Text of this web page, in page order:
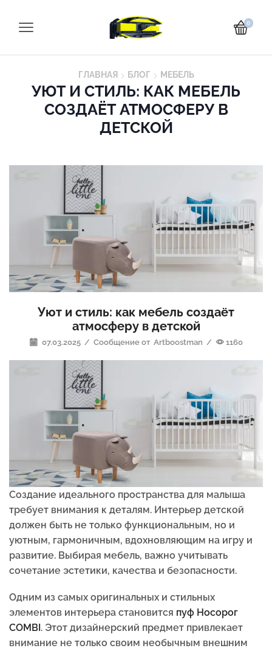
0
ГЛАВНАЯ БЛОГ МЕБЕЛЬ
УЮТ И СТИЛЬ: КАК МЕБЕЛЬ
СОЗДАЁТ АТМОСФЕРУ В
ДЕТСКОЙ
Уют и стиль: как мебель создаёт
атмосферу в детской
07.03.2025 / Сообщение от Artboostman / 1160
Создание идеального пространства для малыша
требует внимания к деталям. Интерьер детской
должен быть не только функциональным, но и
уютным, гармоничным, вдохновляющим на игру и
развитие. Выбирая мебель, важно учитывать
сочетание эстетики, качества и безопасности.
Одним из самых оригинальных и стильных
элементов интерьера становится пуф Носорог
COMBI. Этот дизайнерский предмет привлекает
внимание не только своим необычным внешним